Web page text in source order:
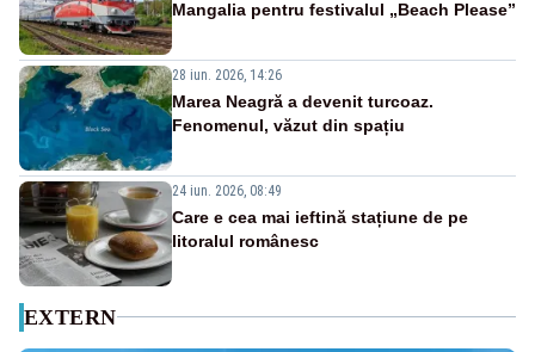
Mangalia pentru festivalul „Beach Please”
28 iun. 2026, 14:26
Marea Neagră a devenit turcoaz.
Fenomenul, văzut din spațiu
24 iun. 2026, 08:49
Care e cea mai ieftină stațiune de pe
litoralul românesc
EXTERN